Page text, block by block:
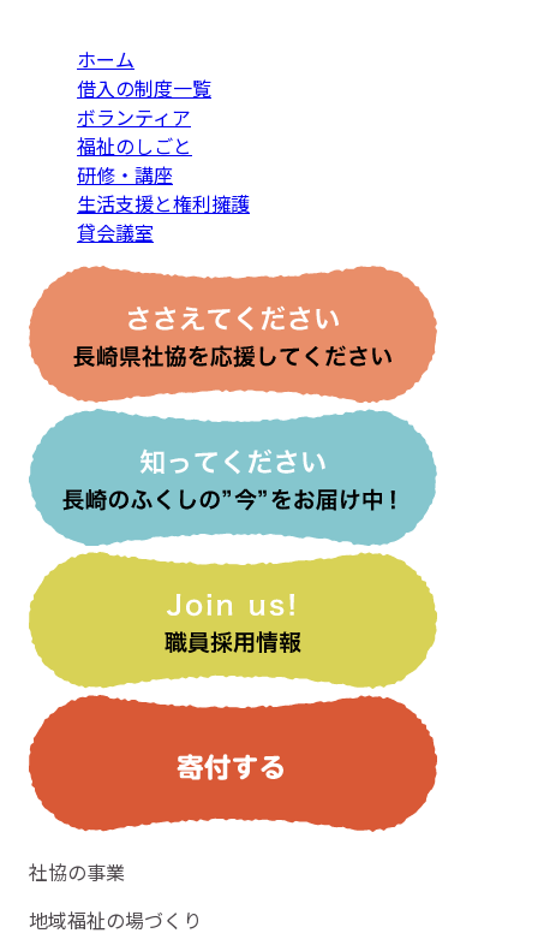
ホーム
借入の制度一覧
ボランティア
福祉のしごと
研修・講座
生活支援と権利擁護
貸会議室
社協の事業
地域福祉の場づくり